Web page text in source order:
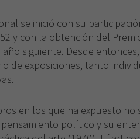
se inició con su
y con la obtención del
siguiente. Desde
de exposiciones, tanto
en los que ha expuesto no
político y su